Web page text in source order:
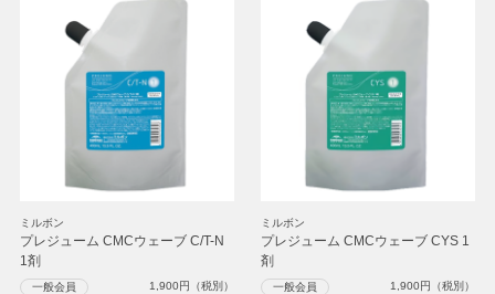
ミルボン
プレジューム CMCウェーブ C/T-N
1剤
一般会員 1,900円（税別）
ミルボン
プレジューム CMCウェーブ CYS 1
剤
一般会員 1,900円（税別）